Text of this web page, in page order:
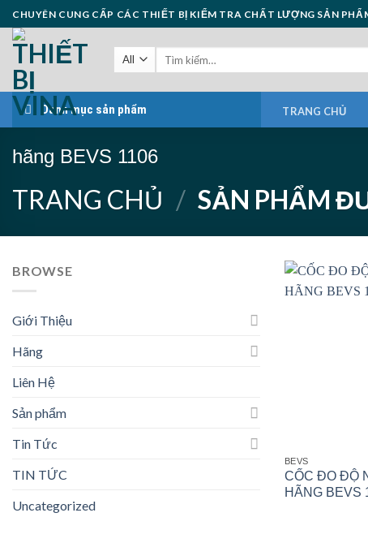
Skip
to
content
CHUYÊN CUNG CẤP CÁC THIẾT BỊ KIỂM TRA CHẤT LƯỢNG SẢN
Danh mục sản phẩm TRANG CHỦ
hãng BEVS 1106
TRANG CHỦ / SẢN PHẨM
BROWSE
Giới Thiệu
Hãng
Liên Hệ
Sản phẩm
Tin Tức
TIN TỨC
Uncategorized
BEVS
CỐC ĐO ĐỘ
HÃNG BEVS